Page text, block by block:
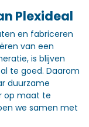
Plexideal
en fabriceren
van een
is blijven
te goed. Daarom
duurzame
op maat te
we samen met